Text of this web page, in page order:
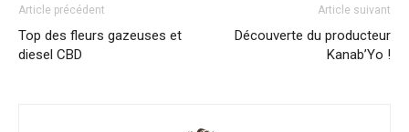
Article précédent
Top des fleurs gazeuses et
diesel CBD
Article suivant
Découverte du producteur
Kanab’Yo !